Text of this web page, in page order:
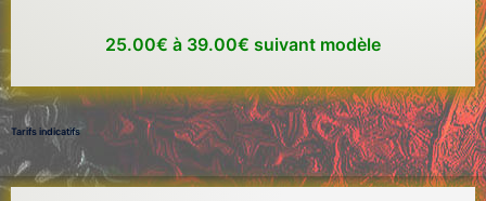
25.00€ à 39.00€ suivant modèle
Tarifs indicatifs